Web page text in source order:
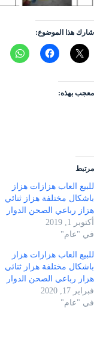
شارك هذا الموضوع:
معجب بهذه:
مرتبط
للبيع العاب هزازات هزاز
باشكال مختلفة هزاز ثنائي
هزاز رباعي الصحن الدوار
أكتوبر 1, 2019
في "عام"
للبيع العاب هزازات هزاز
باشكال مختلفة هزاز ثنائي
هزاز رباعي الصحن الدوار
فبراير 17, 2020
في "عام"